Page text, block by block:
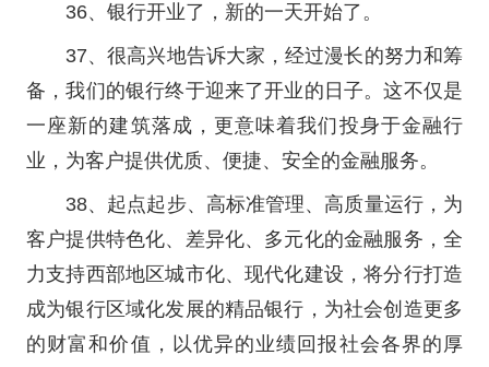
36、银行开业了，新的一天开始了。
37、很高兴地告诉大家，经过漫长的努力和筹
备，我们的银行终于迎来了开业的日子。这不仅是
一座新的建筑落成，更意味着我们投身于金融行
业，为客户提供优质、便捷、安全的金融服务。
38、起点起步、高标准管理、高质量运行，为
客户提供特色化、差异化、多元化的金融服务，全
力支持西部地区城市化、现代化建设，将分行打造
成为银行区域化发展的精品银行，为社会创造更多
的财富和价值，以优异的业绩回报社会各界的厚